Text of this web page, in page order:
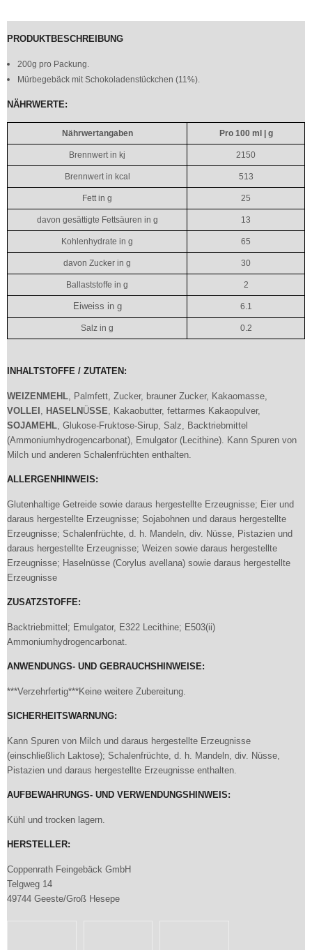
PRODUKTBESCHREIBUNG
200g pro Packung.
Mürbegebäck mit Schokoladenstückchen (11%).
NÄHRWERTE:
Nährwertangaben Pro 100 ml | g
Brennwert in kj 2150
Brennwert in kcal 513
Fett in g 25
davon gesättigte Fettsäuren in g 13
Kohlenhydrate in g 65
davon Zucker in g 30
Ballaststoffe in g 2
Eiweiss in g 6.1
Salz in g 0.2
INHALTSTOFFE / ZUTATEN:
WEIZENMEHL, Palmfett, Zucker, brauner Zucker, Kakaomasse,
VOLLEI , HASELN ÜSSE, Kakaobutter, fettarmes Kakaopulver,
SOJAMEHL, Glukose-Fruktose-Sirup, Salz, Backtriebmittel
(Ammoniumhydrogencarbonat), Emulgator (Lecithine). Kann Spuren von
Milch und anderen Schalenfrüchten enthalten.
ALLERGENHINWEIS:
Glutenhaltige Getreide sowie daraus hergestellte Erzeugnisse; Eier und
daraus hergestellte Erzeugnisse; Sojabohnen und daraus hergestellte
Erzeugnisse; Schalenfrüchte, d. h. Mandeln, div. Nüsse, Pistazien und
daraus hergestellte Erzeugnisse; Weizen sowie daraus hergestellte
Erzeugnisse; Haselnüsse (Corylus avellana) sowie daraus hergestellte
Erzeugnisse
ZUSATZSTOFFE:
Backtriebmittel; Emulgator, E322 Lecithine; E503(ii)
Ammoniumhydrogencarbonat.
ANWENDUNGS- UND GEBRAUCHSHINWEISE:
***Verzehrfertig***Keine weitere Zubereitung.
SICHERHEITSWARNUNG:
Kann Spuren von Milch und daraus hergestellte Erzeugnisse
(einschließlich Laktose); Schalenfrüchte, d. h. Mandeln, div. Nüsse,
Pistazien und daraus hergestellte Erzeugnisse enthalten.
AUFBEWAHRUNGS- UND VERWENDUNGSHINWEIS:
Kühl und trocken lagern.
HERSTELLER:
Coppenrath Feingebäck GmbH
Telgweg 14
49744 Geeste/Groß Hesepe